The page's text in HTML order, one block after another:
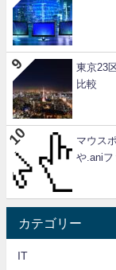
東京23
比較
マウス
や.aniフ
カテゴリー
IT